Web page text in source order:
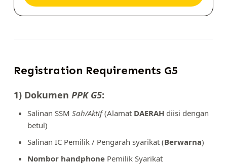
Registration Requirements G5
1) Dokumen PPK G5:
Salinan SSM Sah/Aktif(Alamat DAERAH diisi dengan
betul)
Salinan IC Pemilik / Pengarah syarikat (Berwarna)
Nombor handphonePemilik Syarikat